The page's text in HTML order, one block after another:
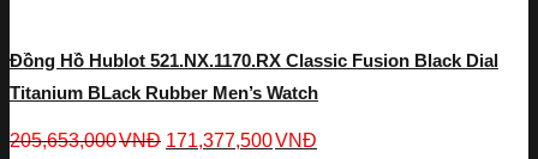
Đồng Hồ Hublot 521.NX.1170.RX Classic Fusion Black Dial
Titanium BLack Rubber Men’s Watch
205,653,000VNĐ 171,377,500VNĐ